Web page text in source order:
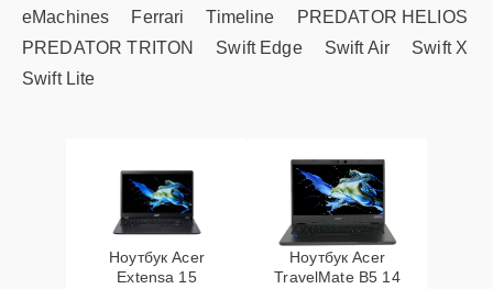
eMachines Ferrari Timeline
PREDATOR HELIOS
PREDATOR TRITON
Swift Edge Swift Air
Swift X
Swift Lite
Ноутбук Acer
Extensa 15
Ноутбук Acer
TravelMate B5 14